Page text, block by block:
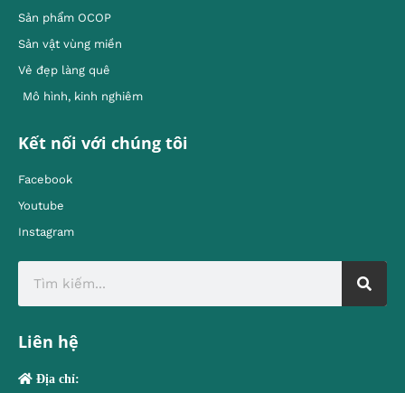
Sản phẩm OCOP
Sản vật vùng miền
Vẻ đẹp làng quê
Mô hình, kinh nghiêm
Kết nối với chúng tôi
Facebook
Youtube
Instagram
Liên hệ
Địa chỉ: